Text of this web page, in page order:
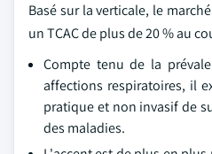
Basé sur la verticale, le
un TCAC de plus de 20 % au
Compte tenu de la
affections respiratoires, il
pratique et non invasif de
des maladies.